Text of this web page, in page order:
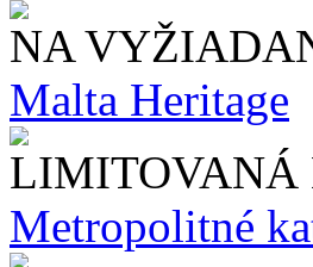
NA
Malta Heritage
LIMITOVANÁ
Metropolitné